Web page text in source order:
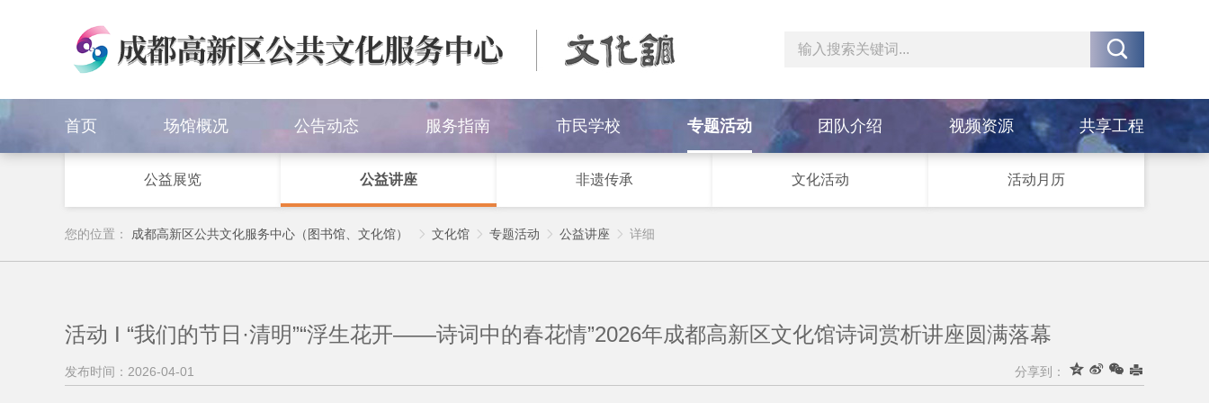

首页 场馆概况 公告动态 服务指南 市民学校 专题活动 团队介绍 视频资源 共享工程
公益展览 公益讲座 非遗传承 文化活动 活动月历
您的位置： 成都高新区公共文化服务中心（图书馆、文化馆）  文化馆  专题活动  公益讲座  详细
活动 I “我们的节日·清明”“浮生花开——诗词中的春花情”2026年成都高新区文化馆诗词赏析讲座圆满落幕
发布时间：2026-04-01 分享到：    